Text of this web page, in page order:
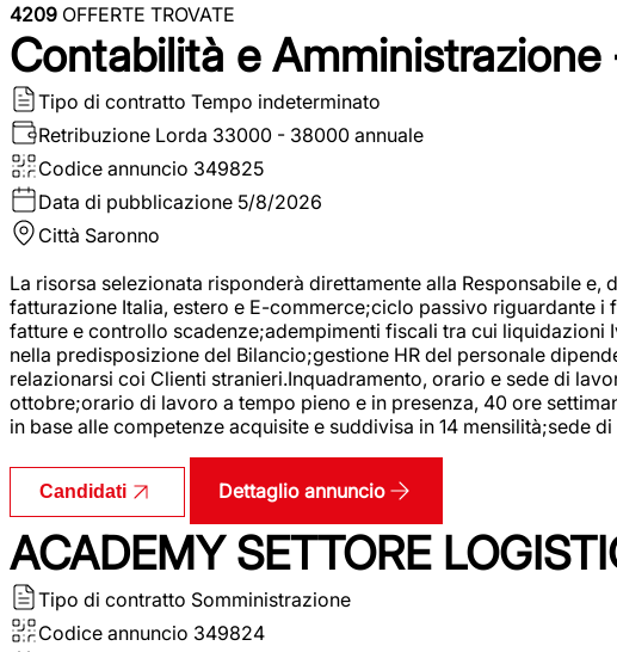
4209 OFFERTE TROVATE
Contabilità e
Tipo di contratto Tempo indeterminato
Retribuzione Lorda 33000 - 38000 annuale
Codice annuncio 349825
Data di pubblicazione 5/8/2026
Città Saronno
La risorsa selezionata risponderà direttamente alla Responsabile
fatturazione Italia, estero e E-commerce;ciclo passivo riguardante
fatture e controllo scadenze;adempimenti fiscali tra cui liquidazioni
nella predisposizione del Bilancio;gestione HR del personale
relazionarsi coi Clienti stranieri.Inquadramento, orario e sede di
ottobre;orario di lavoro a tempo pieno e in presenza, 40 ore
in base alle competenze acquisite e suddivisa in 14 mensilità;sede
Candidati Dettaglio annuncio
ACADEMY SETTORE
Tipo di contratto Somministrazione
Codice annuncio 349824